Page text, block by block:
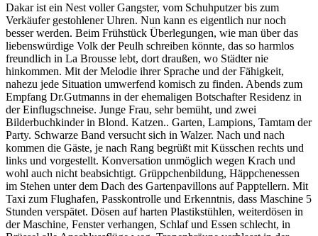
Dakar ist ein Nest voller Gangster, vom Schuhputzer bis zum
Verkäufer gestohlener Uhren. Nun kann es eigentlich nur noch
besser werden. Beim Frühstück Überlegungen, wie man über das
liebenswürdige Volk der Peulh schreiben könnte, das so harmlos
freundlich in La Brousse lebt, dort draußen, wo Städter nie
hinkommen. Mit der Melodie ihrer Sprache und der Fähigkeit,
nahezu jede Situation umwerfend komisch zu finden. Abends zum
Empfang Dr.Gutmanns in der ehemaligen Botschafter Residenz in
der Einflugschneise. Junge Frau, sehr bemüht, und zwei
Bilderbuchkinder in Blond. Katzen.. Garten, Lampions, Tamtam der
Party. Schwarze Band versucht sich in Walzer. Nach und nach
kommen die Gäste, je nach Rang begrüßt mit Küsschen rechts und
links und vorgestellt. Konversation unmöglich wegen Krach und
wohl auch nicht beabsichtigt. Grüppchenbildung, Häppchenessen
im Stehen unter dem Dach des Gartenpavillons auf Papptellern. Mit
Taxi zum Flughafen, Passkontrolle und Erkenntnis, dass Maschine 5
Stunden verspätet. Dösen auf harten Plastikstühlen, weiterdösen in
der Maschine, Fenster verhangen, Schlaf und Essen schlecht, in